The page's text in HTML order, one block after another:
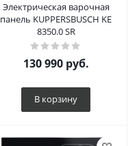
Электрическая варочная
панель KUPPERSBUSCH KE
8350.0 SR
130 990руб.
В корзину